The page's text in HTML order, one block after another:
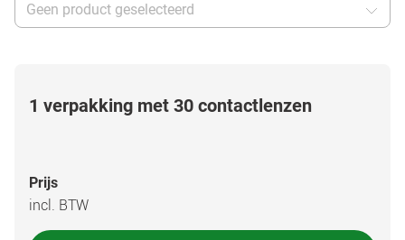
Geen product geselecteerd
1 verpakking met 30 contactlenzen
Prijs
incl. BTW